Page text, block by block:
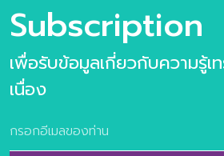
Subscription
เพื่อรับข้อมูลเกี่ยวกับความรู้เ
เนื่อง